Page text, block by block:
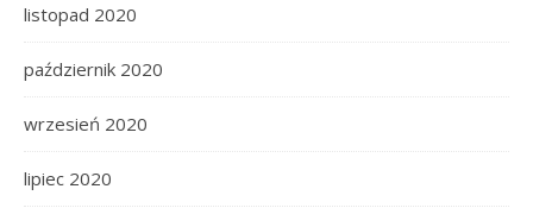
listopad 2020
październik 2020
wrzesień 2020
lipiec 2020